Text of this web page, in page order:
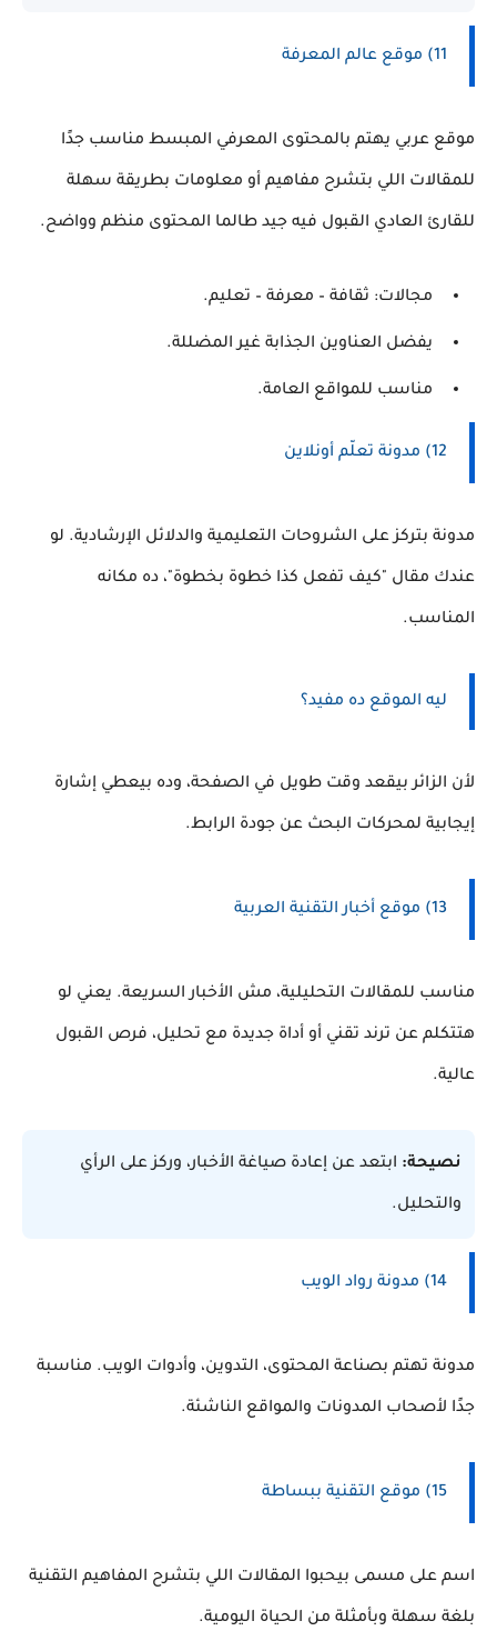
11) موقع عالم المعرفة
موقع عربي يهتم بالمحتوى المعرفي المبسط مناسب جدًا
للمقالات اللي بتشرح مفاهيم أو معلومات بطريقة سهلة
للقارئ العادي القبول فيه جيد طالما المحتوى منظم وواضح.
مجالات: ثقافة – معرفة – تعليم.
يفضل العناوين الجذابة غير المضللة.
مناسب للمواقع العامة.
12) مدونة تعلّم أونلاين
مدونة بتركز على الشروحات التعليمية والدلائل الإرشادية. لو
عندك مقال "كيف تفعل كذا خطوة بخطوة"، ده مكانه
المناسب.
ليه الموقع ده مفيد؟
لأن الزائر بيقعد وقت طويل في الصفحة، وده بيعطي إشارة
إيجابية لمحركات البحث عن جودة الرابط.
13) موقع أخبار التقنية العربية
مناسب للمقالات التحليلية، مش الأخبار السريعة. يعني لو
هتتكلم عن ترند تقني أو أداة جديدة مع تحليل، فرص القبول
عالية.
نصيحة: ابتعد عن إعادة صياغة الأخبار، وركز على الرأي
والتحليل.
14) مدونة رواد الويب
مدونة تهتم بصناعة المحتوى، التدوين، وأدوات الويب. مناسبة
جدًا لأصحاب المدونات والمواقع الناشئة.
15) موقع التقنية ببساطة
اسم على مسمى بيحبوا المقالات اللي بتشرح المفاهيم التقنية
بلغة سهلة وبأمثلة من الحياة اليومية.